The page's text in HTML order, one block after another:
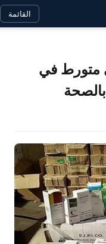
القائمة
متورط في